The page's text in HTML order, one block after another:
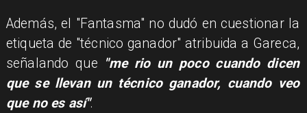
Además, el "Fantasma" no dudó en cuestionar la
etiqueta de "técnico ganador" atribuida a Gareca,
señalando que "me rio un poco cuando dicen
que se llevan un técnico ganador, cuando veo
que no es así".